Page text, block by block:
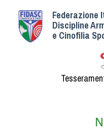
Federazione
Discipline
e Cinofilia